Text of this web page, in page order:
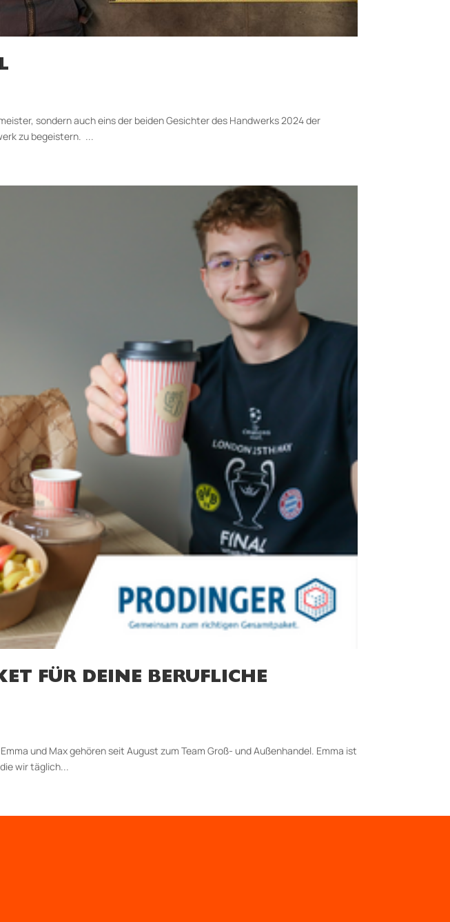
sondern auch eins der beiden Gesichter des Handwerks 2024 der
zu begeistern. ...
FÜR DEINE BERUFLICHE
und Max gehören seit August zum Team Groß- und Außenhandel. Emma ist
wir täglich...